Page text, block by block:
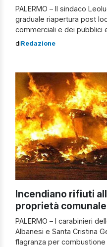
PALERMO – Il sindaco
graduale riapertura post
commerciali e dei pubblici
zone della cosiddetta
un’ordinanza (la n. 172 del
diRedazione
Incendiano rifiuti
proprietà
PALERMO – I carabinieri
Albanesi e Santa Cristina
flagranza per